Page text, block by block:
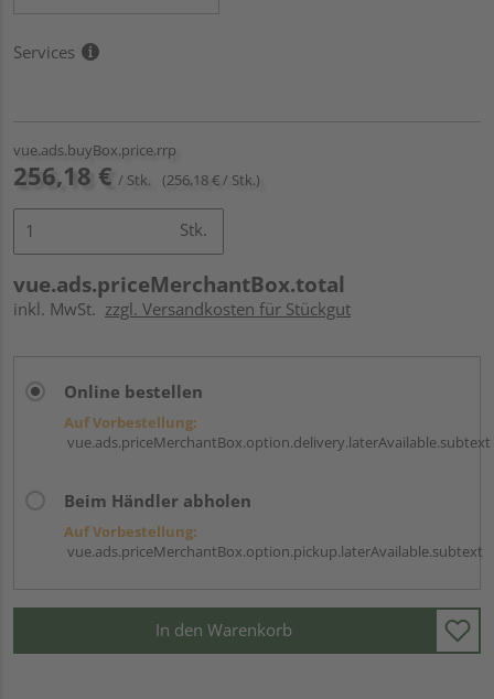
Services
vue.ads.buyBox.price.rrp
256,18 € / Stk. (256,18 € / Stk.)
Stk.
vue.ads.priceMerchantBox.total
inkl. MwSt. zzgl. Versandkosten für Stückgut
Online bestellen
Auf Vorbestellung:
vue.ads.priceMerchantBox.option.delivery.laterAvailable.subtext
Beim Händler abholen
Auf Vorbestellung:
vue.ads.priceMerchantBox.option.pickup.laterAvailable.subtext
In den Warenkorb